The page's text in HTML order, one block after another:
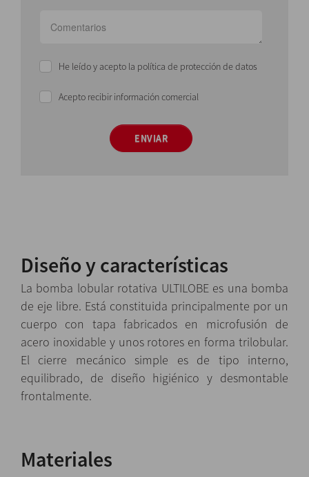
He leído y acepto la política de protección de datos
Acepto recibir información comercial
ENVIAR
Diseño y características
La bomba lobular rotativa ULTILOBE es una bomba
de eje libre. Está constituida principalmente por un
cuerpo con tapa fabricados en microfusión de
acero inoxidable y unos rotores en forma trilobular.
El cierre mecánico simple es de tipo interno,
equilibrado, de diseño higiénico y desmontable
frontalmente.
Materiales